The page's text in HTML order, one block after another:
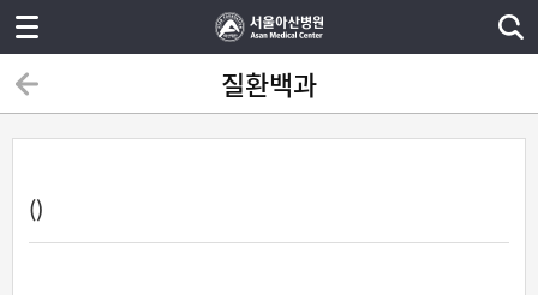
질환백과
()